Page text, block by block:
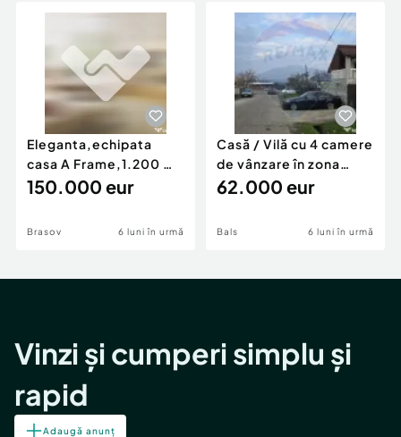
Eleganta,echipata
casa A Frame,1.200 mp
teren,deschidere Pia
150.000 eur
Brasov 6 luni în urmă
Casă / Vilă cu 4 camere
de vânzare în zona
Periferie
62.000 eur
Bals 6 luni în urmă
Vinzi și cumperi simplu și
rapid
Adaugă anunț